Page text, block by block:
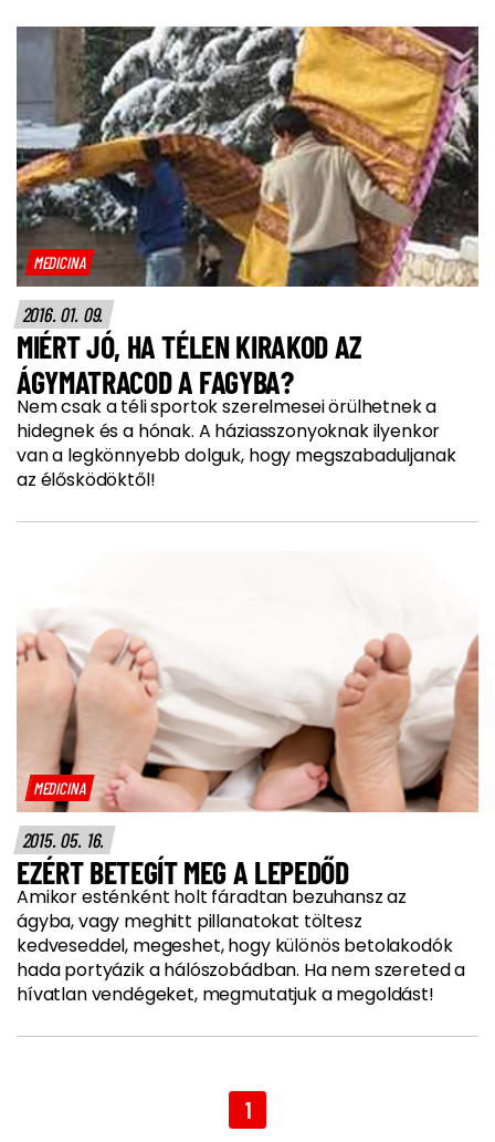
MEDICINA
2016. 01. 09.
MIÉRT JÓ, HA TÉLEN KIRAKOD AZ
ÁGYMATRACOD A FAGYBA?
Nem csak a téli sportok szerelmesei örülhetnek a
hidegnek és a hónak. A háziasszonyoknak ilyenkor
van a legkönnyebb dolguk, hogy megszabaduljanak
az élősködöktől!
MEDICINA
2015. 05. 16.
EZÉRT BETEGÍT MEG A LEPEDŐD
Amikor esténként holt fáradtan bezuhansz az
ágyba, vagy meghitt pillanatokat töltesz
kedveseddel, megeshet, hogy különös betolakodók
hada portyázik a hálószobádban. Ha nem szereted a
hívatlan vendégeket, megmutatjuk a megoldást!
1